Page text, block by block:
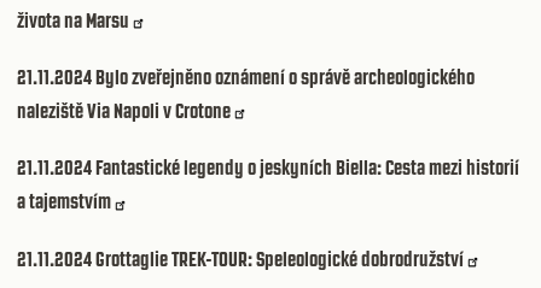
života na Marsu
21.11.2024Bylo zveřejněno oznámení o správě archeologického
naleziště Via Napoli v Crotone
21.11.2024Fantastické legendy o jeskyních Biella: Cesta mezi historií
a tajemstvím
21.11.2024Grottaglie TREK-TOUR: Speleologické dobrodružství